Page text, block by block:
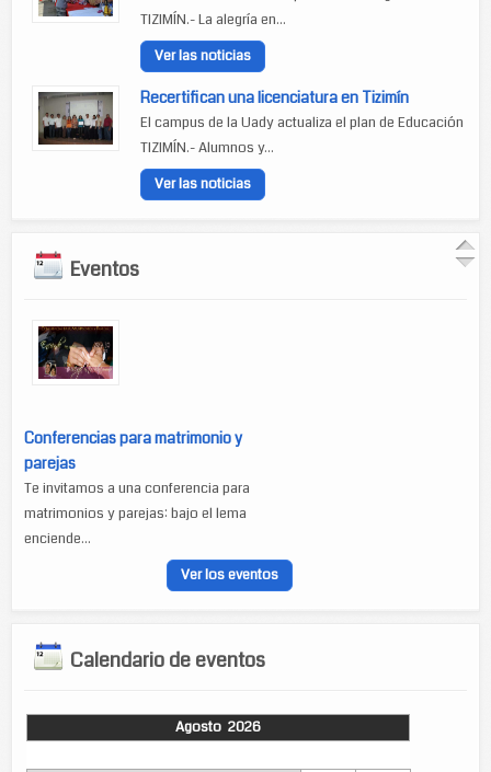
TIZIMÍN.- La alegría en...
Ver las noticias
Recertifican una licenciatura en Tizimín
El campus de la Uady actualiza el plan de Educación
TIZIMÍN.- Alumnos y...
Ver las noticias
Eventos
Conferencias para matrimonio y
parejas
Te invitamos a una conferencia para
matrimonios y parejas: bajo el lema
enciende...
Ver los eventos
Calendario de eventos
Agosto 2026